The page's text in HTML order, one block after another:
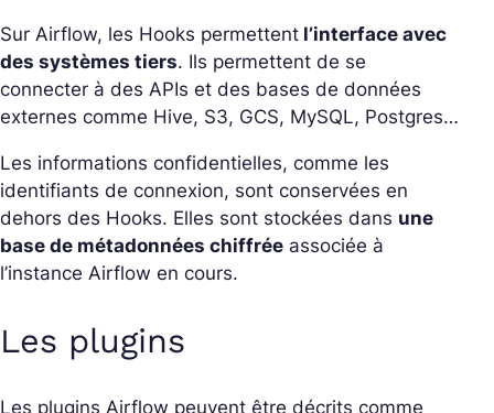
Sur Airflow, les Hooks permettent l’interface avec
des systèmes tiers. Ils permettent de se
connecter à des APIs et des bases de données
externes comme Hive, S3, GCS, MySQL, Postgres…
Les informations confidentielles, comme les
identifiants de connexion, sont conservées en
dehors des Hooks. Elles sont stockées dans une
base de métadonnées chiffrée associée à
l’instance Airflow en cours.
Les plugins
Les plugins Airflow peuvent être décrits comme